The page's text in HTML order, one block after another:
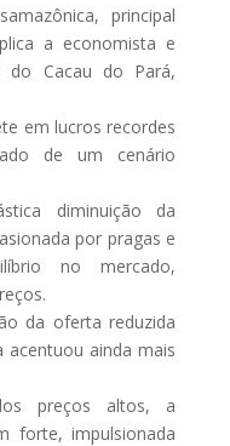
principal
a economista e
do Cacau do Pará,
em lucros recordes
de um cenário
diminuição da
por pragas e
no mercado,
da oferta reduzida
acentuou ainda mais
preços altos, a
forte, impulsionada